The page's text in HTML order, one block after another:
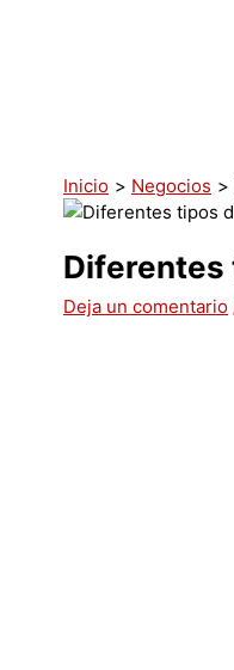
Inicio Negocios
Diferentes
Deja un comentario